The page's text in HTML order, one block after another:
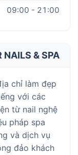
09:00 - 21:00
NAILS & SPA
chỉ làm đẹp
với các
từ nail nghệ
pháp spa
và dịch vụ
đảo khách